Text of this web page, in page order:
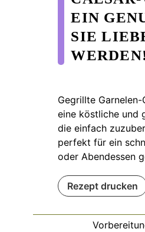
EIN
SIE
WERDEN!
Gegrillte Garnelen-
eine köstliche und
die einfach
perfekt für ein
oder Abendessen
Rezept drucken